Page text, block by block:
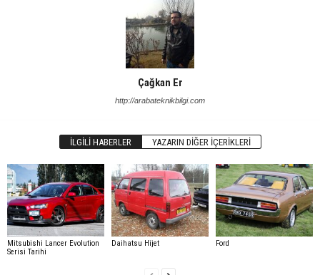
Çağkan Er
http://arabateknikbilgi.com
İLGILI HABERLER YAZARIN DIĞER İÇERIKLERI
Mitsubishi Lancer Evolution
Serisi Tarihi
Daihatsu Hijet Ford